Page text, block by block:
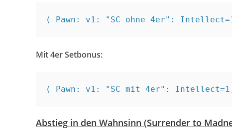
( Pawn: v1: "SC ohne 4er":
Mit 4er Setbonus:
( Pawn: v1: "SC mit 4er":
Abstieg in den Wahnsinn (Surrender to